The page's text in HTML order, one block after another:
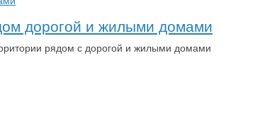
дорогой и жилыми домами
рядом с дорогой и жилыми домами